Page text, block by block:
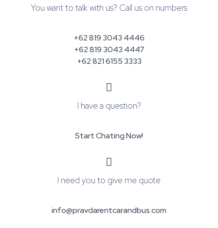
You want to talk with us? Call us on numbers
+62 819 3043 4446
+62 819 3043 4447
+62 821 6155 3333
I have a question?
Start Chating Now!
I need you to give me quote
info@pravdarentcarandbus.com